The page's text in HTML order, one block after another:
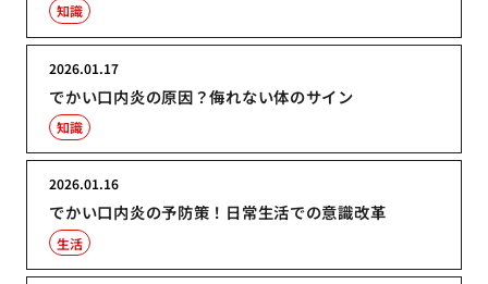
知識
でかい口内炎の原因？侮れない体のサイン
2026.01.17
知識
でかい口内炎の予防策！日常生活での意識改革
2026.01.16
生活